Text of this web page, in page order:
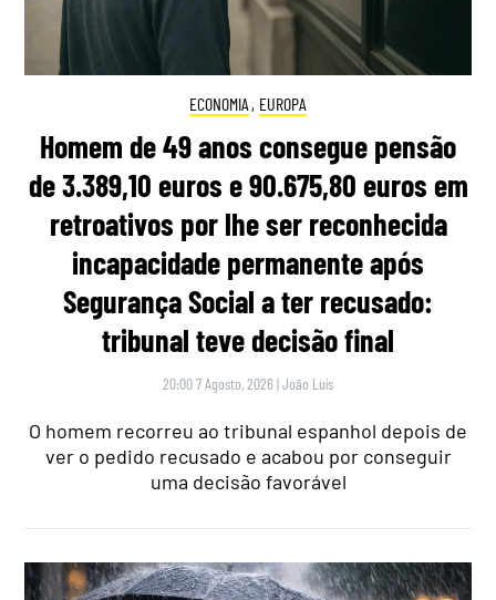
ECONOMIA , EUROPA
Homem de 49 anos consegue pensão
de 3.389,10 euros e 90.675,80 euros em
retroativos por lhe ser reconhecida
incapacidade permanente após
Segurança Social a ter recusado:
tribunal teve decisão final
20:00 7 Agosto, 2026 |João Luís
O homem recorreu ao tribunal espanhol depois de
ver o pedido recusado e acabou por conseguir
uma decisão favorável